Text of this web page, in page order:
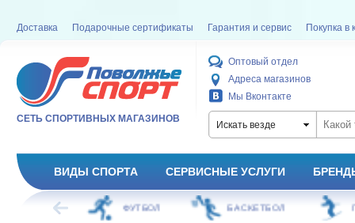
Доставка Подарочные сертификаты Гарантия и сервис Покупка в
СЕТЬ СПОРТИВНЫХ МАГАЗИНОВ
Оптовый отдел
Адреса магазинов
Мы Вконтакте
Искать везде
ВИДЫ СПОРТА СЕРВИСНЫЕ УСЛУГИ
КАТАНИЕ ФУТБОЛ БАСКЕТБОЛ